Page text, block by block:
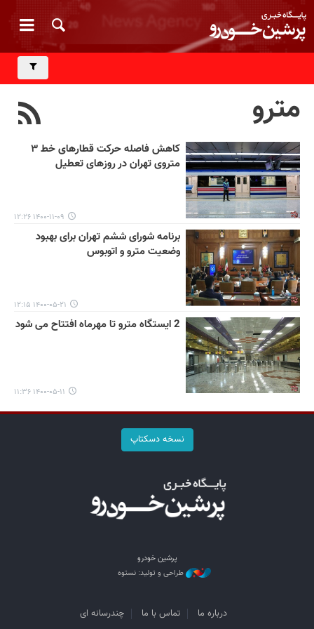
مترو
کاهش فاصله حرکت قطارهای خط ۳
متروی تهران در روزهای تعطیل
۱۴۰۰-۱۱-۰۹ ۱۲:۲۶
برنامه شورای ششم تهران برای بهبود
وضعیت مترو و اتوبوس
۱۴۰۰-۰۵-۲۱ ۱۲:۱۵
2 ایستگاه مترو تا مهرماه افتتاح می شود
۱۴۰۰-۰۵-۱۱ ۱۱:۳۶
نسخه دسکتاپ
پرشین خودرو
طراحی و تولید: نستوه
درباره ما تماس با ما چندرسانه ای